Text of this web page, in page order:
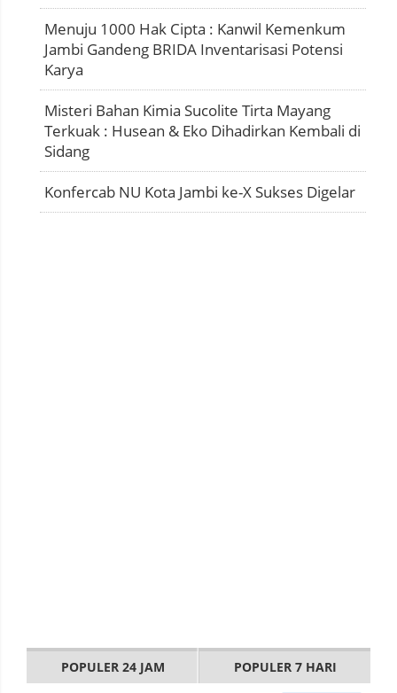
Menuju 1000 Hak Cipta : Kanwil Kemenkum
Jambi Gandeng BRIDA Inventarisasi Potensi
Karya
Misteri Bahan Kimia Sucolite Tirta Mayang
Terkuak : Husean & Eko Dihadirkan Kembali di
Sidang
Konfercab NU Kota Jambi ke-X Sukses Digelar
POPULER 24 JAM POPULER 7 HARI